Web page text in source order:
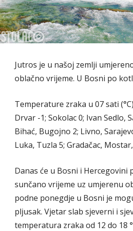
Jutros je u našoj zemlji
oblačno vrijeme. U Bosni po
Temperature zraka u 07 sati
Drvar -1; Sokolac 0; Ivan Sedlo,
Bihać, Bugojno 2; Livno,
Luka, Tuzla 5; Gradačac,
Danas će u Bosni i Hercegovini
sunčano vrijeme uz umjerenu
podne ponegdje u Bosni je
pljusak. Vjetar slab sjeverni i
temperatura zraka od 12 do 18